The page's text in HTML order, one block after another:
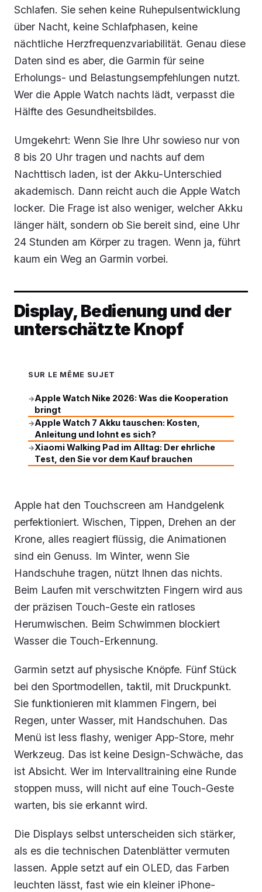
Schlafen. Sie sehen keine Ruhepulsentwicklung
über Nacht, keine Schlafphasen, keine
nächtliche Herzfrequenzvariabilität. Genau diese
Daten sind es aber, die Garmin für seine
Erholungs- und Belastungsempfehlungen nutzt.
Wer die Apple Watch nachts lädt, verpasst die
Hälfte des Gesundheitsbildes.
Umgekehrt: Wenn Sie Ihre Uhr sowieso nur von
8 bis 20 Uhr tragen und nachts auf dem
Nachttisch laden, ist der Akku-Unterschied
akademisch. Dann reicht auch die Apple Watch
locker. Die Frage ist also weniger, welcher Akku
länger hält, sondern ob Sie bereit sind, eine Uhr
24 Stunden am Körper zu tragen. Wenn ja, führt
kaum ein Weg an Garmin vorbei.
Display, Bedienung und der
unterschätzte Knopf
SUR LE MÊME SUJET
→Apple Watch Nike 2026: Was die Kooperation
bringt
→Apple Watch 7 Akku tauschen: Kosten,
Anleitung und lohnt es sich?
→Xiaomi Walking Pad im Alltag: Der ehrliche
Test, den Sie vor dem Kauf brauchen
Apple hat den Touchscreen am Handgelenk
perfektioniert. Wischen, Tippen, Drehen an der
Krone, alles reagiert flüssig, die Animationen
sind ein Genuss. Im Winter, wenn Sie
Handschuhe tragen, nützt Ihnen das nichts.
Beim Laufen mit verschwitzten Fingern wird aus
der präzisen Touch-Geste ein ratloses
Herumwischen. Beim Schwimmen blockiert
Wasser die Touch-Erkennung.
Garmin setzt auf physische Knöpfe. Fünf Stück
bei den Sportmodellen, taktil, mit Druckpunkt.
Sie funktionieren mit klammen Fingern, bei
Regen, unter Wasser, mit Handschuhen. Das
Menü ist less flashy, weniger App-Store, mehr
Werkzeug. Das ist keine Design-Schwäche, das
ist Absicht. Wer im Intervalltraining eine Runde
stoppen muss, will nicht auf eine Touch-Geste
warten, bis sie erkannt wird.
Die Displays selbst unterscheiden sich stärker,
als es die technischen Datenblätter vermuten
lassen. Apple setzt auf ein OLED, das Farben
leuchten lässt, fast wie ein kleiner iPhone-